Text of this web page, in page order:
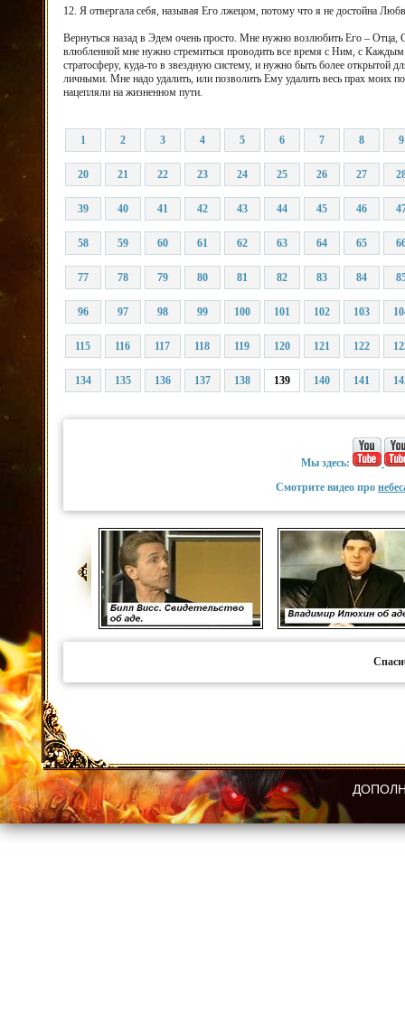
12. Я отвергала себя, называя Его лжецом, потому что я не достойна
Вернуться назад в Эдем очень просто. Мне нужно возлюбить Его –
влюбленной мне нужно стремиться проводить все время с Ним, с
стратосферу, куда-то в звездную систему, и нужно быть более открытой
личными. Мне надо удалить, или позволить Ему удалить весь прах моих
нацепляли на жизненном пути.
1 2 3 4 5 6 7 8 9
20 21 22 23 24 25 26 27
39 40 41 42 43 44 45 46
58 59 60 61 62 63 64 65
77 78 79 80 81 82 83 84
96 97 98 99 100 101 102 103
115 116 117 118 119 120 121 122
134 135 136 137 138 139 140 141
Мы здесь:
Смотрите видео про